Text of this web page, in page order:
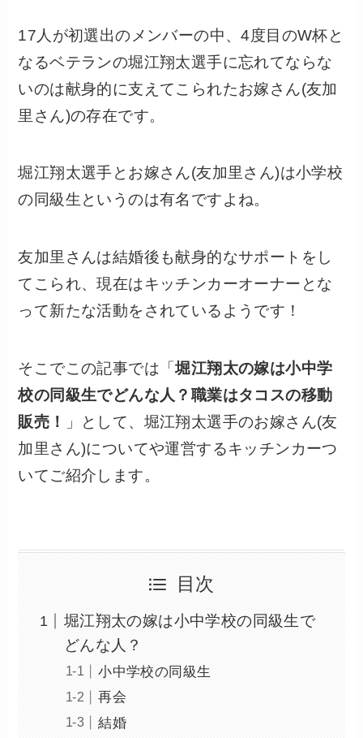
17人が初選出のメンバーの中、4度目のW杯と
なるベテランの堀江翔太選手に忘れてならな
いのは献身的に支えてこられたお嫁さん(友加
里さん)の存在です。
堀江翔太選手とお嫁さん(友加里さん)は小学校
の同級生というのは有名ですよね。
友加里さんは結婚後も献身的なサポートをし
てこられ、現在はキッチンカーオーナーとな
って新たな活動をされているようです！
そこでこの記事では「堀江翔太の嫁は小中学
校の同級生でどんな人？職業はタコスの移動
販売！
」として、堀江翔太選手のお嫁さん(友
加里さん)についてや運営するキッチンカーつ
いてご紹介します。
目次
堀江翔太の嫁は小中学校の同級生で
どんな人？
小中学校の同級生
再会
結婚